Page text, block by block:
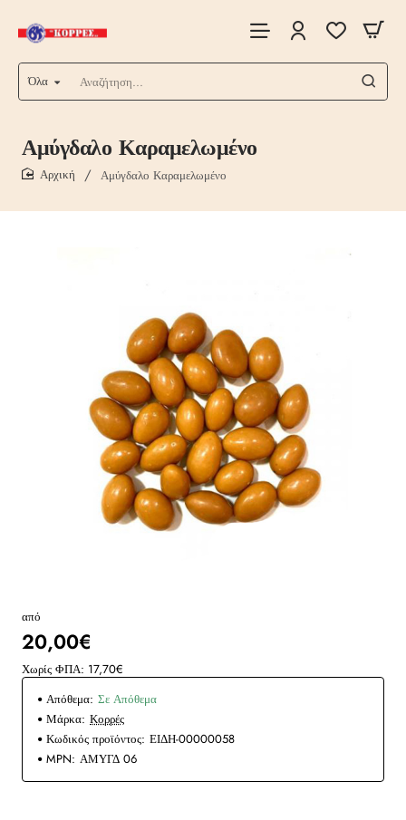
Όλα
Αναζήτηση...
Αμύγδαλο Καραμελωμένο
Αμύγδαλο Καραμελωμένο
από
20,00€
Χωρίς ΦΠΑ: 17,70€
Απόθεμα: Σε Απόθεμα
Μάρκα: Κορρές
Κωδικός προϊόντος: ΕΙΔΗ-00000058
MPN: ΑΜΥΓΔ 06